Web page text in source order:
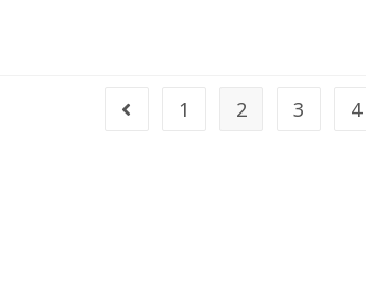
Go to the previous page
1 2 3 4